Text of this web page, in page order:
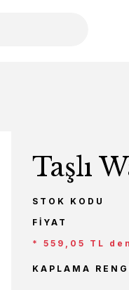
Taşlı
STOK KODU
FIYAT
* 559,05 TL
KAPLAMA